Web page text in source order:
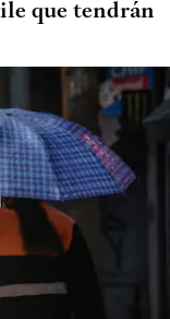
que tendrán